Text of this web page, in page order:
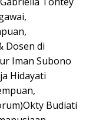
Dosen di
Iman Subono
Hidayati
Budiati